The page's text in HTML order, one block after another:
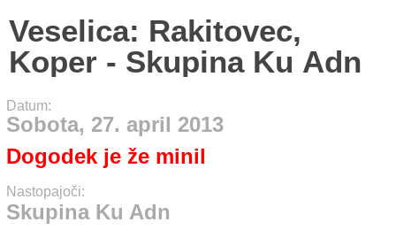
Veselica: Rakitovec,
Koper - Skupina Ku Adn
Datum:
Sobota, 27. april 2013
Dogodek je že minil
Nastopajoči:
Skupina Ku Adn